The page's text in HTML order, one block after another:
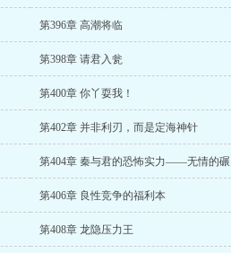
第396章 高潮将临
第398章 请君入瓮
第400章 你丫耍我！
第402章 并非利刃，而是定海神针
第404章 秦与君的恐怖实力——无情的碾
第406章 良性竞争的福利本
第408章 龙隐压力王